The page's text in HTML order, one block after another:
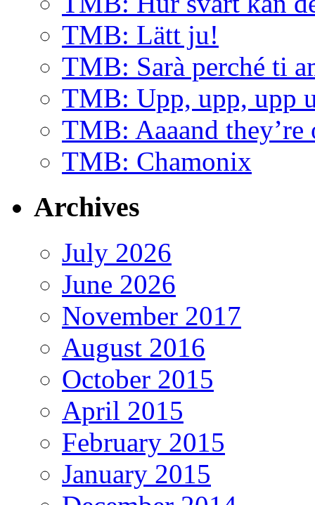
TMB: Lätt ju!
TMB: Sarà perché ti
TMB: Upp, upp, upp
TMB: Aaaand
TMB: Chamonix
Archives
July 2026
June 2026
November 2017
August 2016
October 2015
April 2015
February 2015
January 2015